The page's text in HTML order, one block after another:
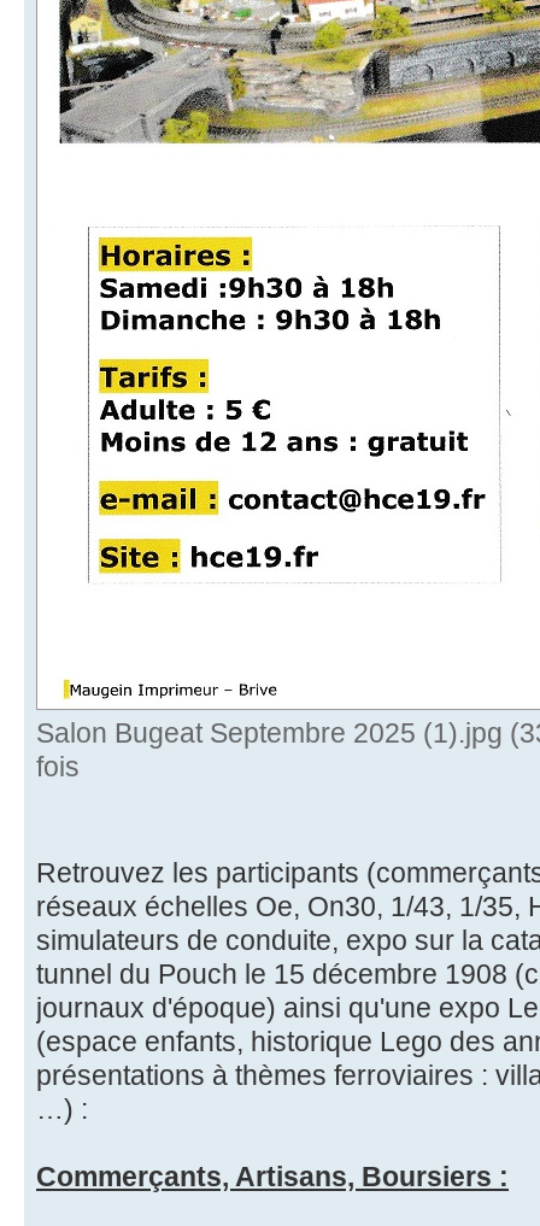
Salon Bugeat Septembre 2025 (1).jpg
fois
Retrouvez les participants
réseaux échelles Oe, On30, 1/43, 1/35,
simulateurs de conduite, expo sur la
tunnel du Pouch le 15 décembre 1908
journaux d'époque) ainsi qu'une expo
(espace enfants, historique Lego des
présentations à thèmes ferroviaires :
…) :
Commerçants, Artisans, Boursiers :